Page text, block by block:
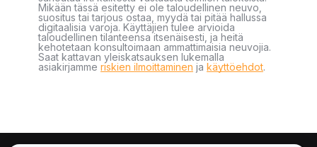
Mikään tässä esitetty ei ole taloudellinen neuvo,
suositus tai tarjous ostaa, myydä tai pitää hallussa
digitaalisia varoja. Käyttäjien tulee arvioida
taloudellinen tilanteensa itsenäisesti, ja heitä
kehotetaan konsultoimaan ammattimaisia neuvojia.
Saat kattavan yleiskatsauksen lukemalla
asiakirjamme riskien ilmoittaminen ja käyttöehdot.